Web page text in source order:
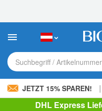
Sie:
Website
ein
Barrierefreiheitssystem.
Suchbegriff /
JETZT 15% SPAREN! |
DHL Express